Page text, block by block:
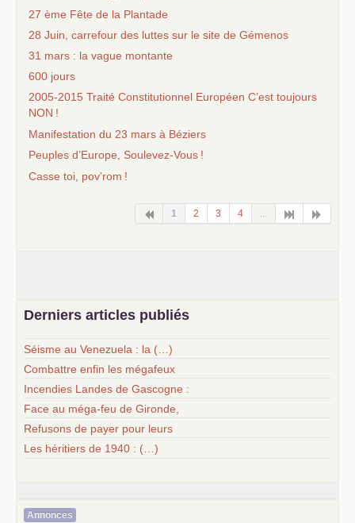
27 ème Fête de la Plantade
28 Juin, carrefour des luttes sur le site de Gémenos
31 mars : la vague montante
600 jours
2005-2015 Traité Constitutionnel Européen C’est toujours
NON !
Manifestation du 23 mars à Béziers
Peuples d’Europe, Soulevez-Vous !
Casse toi, pov’rom !
1 2 3 4 ...
Derniers articles publiés
Séisme au Venezuela : la (…)
Combattre enfin les mégafeux
Incendies Landes de Gascogne :
Face au méga-feu de Gironde,
Refusons de payer pour leurs
Les héritiers de 1940 : (…)
Annonces